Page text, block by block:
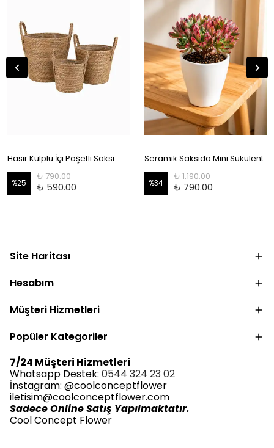
Hasır Kulplu İçi Poşetli Saksı
%25
₺ 790.00
₺ 590.00
Seramik Saksıda Mini Sukulent
%34
₺ 1,190.00
₺ 790.00
Site Haritası
Hesabım
Müşteri Hizmetleri
Popüler Kategoriler
7/24 Müşteri Hizmetleri
Whatsapp Destek: 0544 324 23 02
İnstagram: @coolconceptflower
iletisim@coolconceptflower.com
Sadece Online Satış Yapılmaktatır.
Cool Concept Flower